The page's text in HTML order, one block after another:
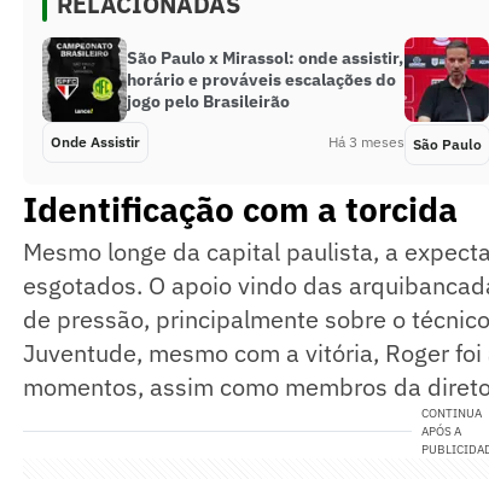
São Paulo x Mirassol: onde assistir,
horário e prováveis escalações do
jogo pelo Brasileirão
Onde Assistir Há 3 meses São Paulo
Identificação com a torcida
Mesmo longe da capital paulista, a
esgotados. O apoio vindo das
de pressão, principalmente sobre o
Juventude, mesmo com a vitória, Roger
momentos, assim como membros da
CONTINUA
APÓS A